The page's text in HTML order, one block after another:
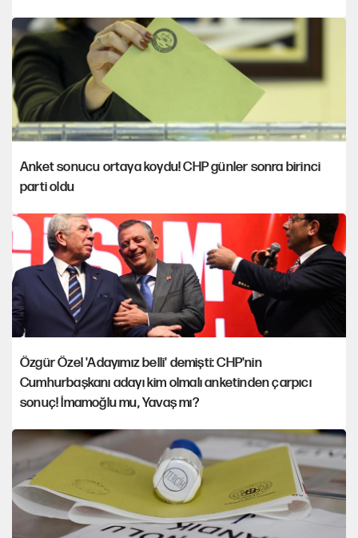
Anket sonucu ortaya koydu! CHP günler sonra birinci
parti oldu
Özgür Özel 'Adayımız belli' demişti: CHP'nin
Cumhurbaşkanı adayı kim olmalı anketinden çarpıcı
sonuç! İmamoğlu mu, Yavaş mı?